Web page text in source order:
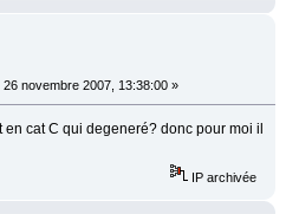
26 novembre 2007, 13:38:00 »
cat C qui degeneré? donc pour moi il
IP archivée